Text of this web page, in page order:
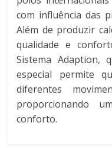
com influência das
Além de produzir
qualidade e
Sistema Adaption,
especial permite
diferentes
proporcionando
conforto.